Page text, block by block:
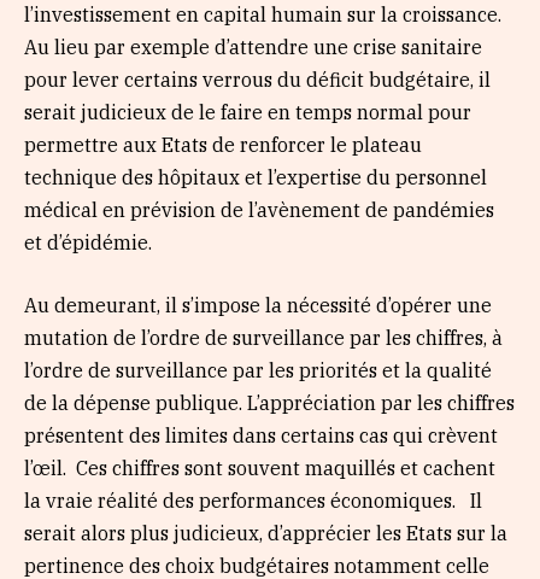
l’investissement en capital humain sur la croissance.
Au lieu par exemple d’attendre une crise sanitaire
pour lever certains verrous du déficit budgétaire, il
serait judicieux de le faire en temps normal pour
permettre aux Etats de renforcer le plateau
technique des hôpitaux et l’expertise du personnel
médical en prévision de l’avènement de pandémies
et d’épidémie.
Au demeurant, il s’impose la nécessité d’opérer une
mutation de l’ordre de surveillance par les chiffres, à
l’ordre de surveillance par les priorités et la qualité
de la dépense publique. L’appréciation par les chiffres
présentent des limites dans certains cas qui crèvent
l’œil. Ces chiffres sont souvent maquillés et cachent
la vraie réalité des performances économiques. Il
serait alors plus judicieux, d’apprécier les Etats sur la
pertinence des choix budgétaires notamment celle